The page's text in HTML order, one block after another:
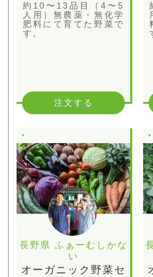
約10〜13品目（4〜5
人用）無農薬・無化学
肥料にて育てた野菜で
す。
注文する
長野県 ふぁーむしかな
い
オーガニック野菜セ